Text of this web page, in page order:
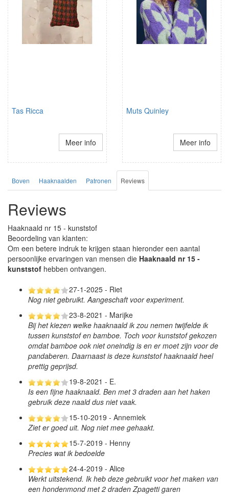
Tas Ricca
Meer info
Muts Quinley
Meer info
Boven Haaknaalden Patronen Reviews
Reviews
Haaknaald nr 15 - kunststof
Beoordeling van klanten:
Om een betere indruk te krijgen staan hieronder een aantal
persoonlijke ervaringen van mensen die Haaknaald nr 15 -
kunststof hebben ontvangen.
27-1-2025 - Riet
Nog niet gebruikt. Aangeschaft voor experiment.
23-8-2021 - Marijke
Bij het kiezen welke haaknaald ik zou nemen twijfelde ik
tussen kunststof en bamboe. Toch voor kunststof gekozen
omdat bamboe ook niet oneindig is en er moet zijn voor de
pandaberen. Daarnaast is deze kunststof haaknaald heel
prettig geprijsd.
19-8-2021 - E.
Is een fijne haaknaald. Ben met 3 draden aan het haken
gebruik deze naald dus niet vaak.
15-10-2019 - Annemiek
Ziet er goed uit. Nog niet mee gehaakt.
15-7-2019 - Henny
Precies wat ik bedoelde
24-4-2019 - Alice
Werkt uitstekend. Ik heb deze gebruikt voor het maken van
een hondenmond met 2 draden Zpagetti garen